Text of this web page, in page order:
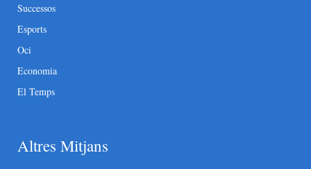
Successos
Esports
Oci
Economia
El Temps
Altres Mitjans